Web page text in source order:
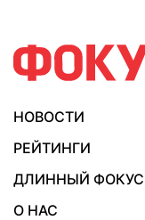
НОВОСТИ
РЕЙТИНГИ
ДЛИННЫЙ ФОКУС
О НАС